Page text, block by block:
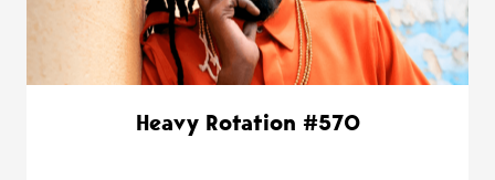
Heavy Rotation #570